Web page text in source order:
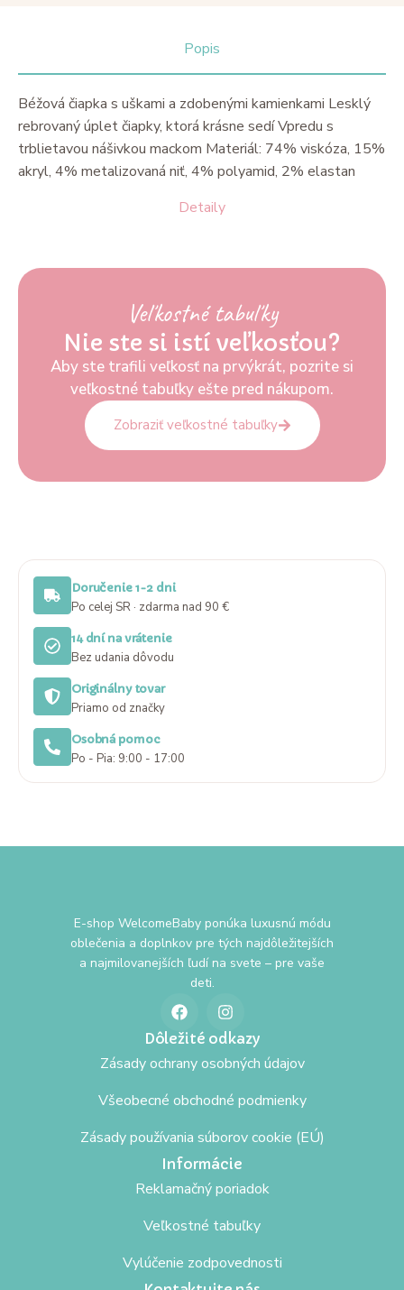
Popis
Detaily
Béžová čiapka s uškami a zdobenými kamienkami Lesklý
rebrovaný úplet čiapky, ktorá krásne sedí Vpredu s
trblietavou nášivkou mackom Materiál: 74% viskóza, 15%
akryl, 4% metalizovaná niť, 4% polyamid, 2% elastan
Veľkostné tabuľky
Nie ste si istí veľkosťou?
Aby ste trafili veľkosť na prvýkrát, pozrite si
veľkostné tabuľky ešte pred nákupom.
Zobraziť veľkostné tabuľky
Doručenie 1-2 dni
Po celej SR · zdarma nad 90 €
14 dní na vrátenie
Bez udania dôvodu
Originálny tovar
Priamo od značky
Osobná pomoc
Po - Pia: 9:00 - 17:00
E-shop WelcomeBaby ponúka luxusnú módu
oblečenia a doplnkov pre tých najdôležitejších
a najmilovanejších ľudí na svete – pre vaše
deti.
Dôležité odkazy
Zásady ochrany osobných údajov
Všeobecné obchodné podmienky
Zásady používania súborov cookie (EÚ)
Informácie
Reklamačný poriadok
Veľkostné tabuľky
Vylúčenie zodpovednosti